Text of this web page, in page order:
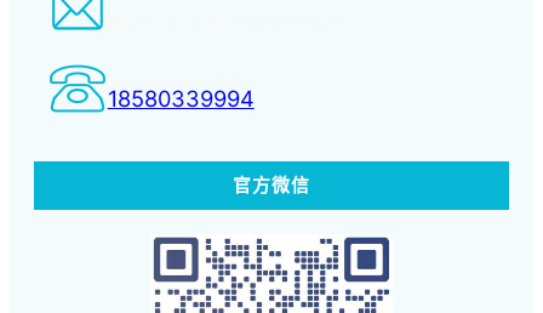
18580339994
官方微信